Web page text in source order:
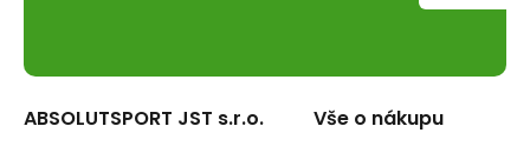
ABSOLUTSPORT JST s.r.o. Vše o nákupu